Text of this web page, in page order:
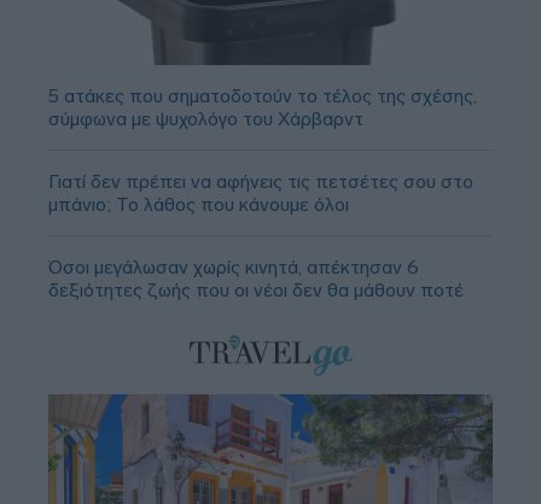
5 ατάκες που σηματοδοτούν το τέλος της σχέσης,
σύμφωνα με ψυχολόγο του Χάρβαρντ
Γιατί δεν πρέπει να αφήνεις τις πετσέτες σου στο
μπάνιο; Το λάθος που κάνουμε όλοι
Όσοι μεγάλωσαν χωρίς κινητά, απέκτησαν 6
δεξιότητες ζωής που οι νέοι δεν θα μάθουν ποτέ